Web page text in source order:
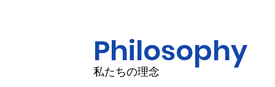
Philosophy
私たちの理念